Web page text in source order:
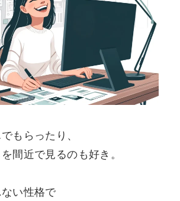
もらったり、
間近で見るのも好き。
い性格で